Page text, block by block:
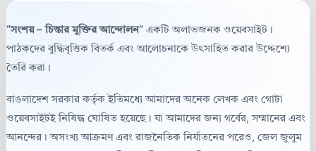
“সংশয় – চিন্তার মুক্তির আন্দোলন” একটি অলাভজনক ওয়েবসাইট।
পাঠকদের বুদ্ধিবৃত্তিক বিতর্ক এবং আলোচনাকে উৎসাহিত করার উদ্দেশ্যে
তৈরি করা।
বাঙলাদেশ সরকার কর্তৃক ইতিমধ্যে আমাদের অনেক লেখক এবং গোটা
ওয়েবসাইটই নিষিদ্ধ ঘোষিত হয়েছে। যা আমাদের জন্য গর্বের, সম্মানের এবং
আনন্দের। অসংখ্য আক্রমণ এবং রাজনৈতিক নির্যাতনের পরেও, জেল জুলুম